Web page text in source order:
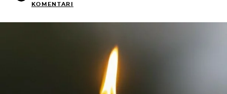
KOMENTARI